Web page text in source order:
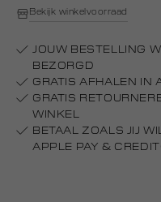
Bekijk winkelvoorraad
JOUW BESTELLING
BEZORGD
GRATIS AFHALEN IN
GRATIS
WINKEL
BETAAL ZOALS JIJ
APPLE PAY &